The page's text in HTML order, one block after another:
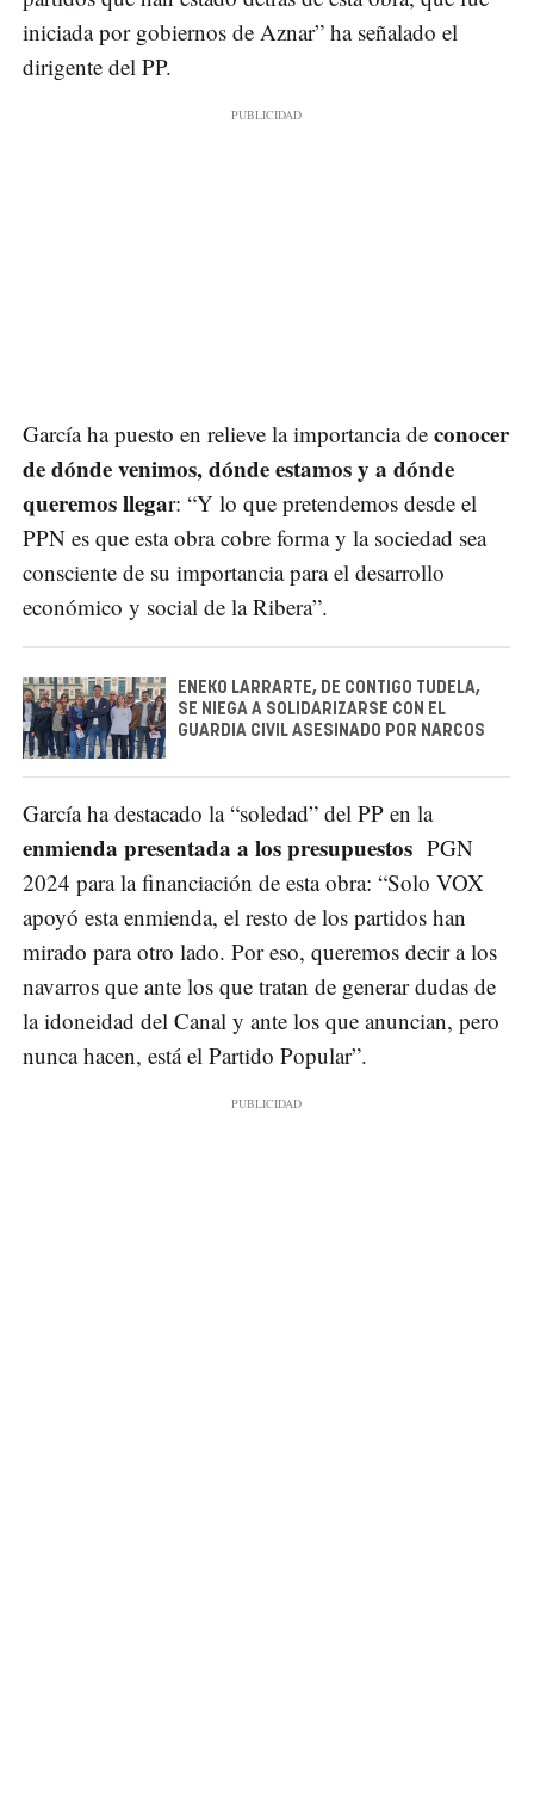
iniciada por gobiernos de Aznar” ha señalado el
dirigente del PP.
García ha puesto en relieve la importancia de conocer
de dónde venimos, dónde estamos y a dónde
queremos llegar: “Y lo que pretendemos desde el
PPN es que esta obra cobre forma y la sociedad sea
consciente de su importancia para el desarrollo
económico y social de la Ribera”.
ENEKO LARRARTE, DE CONTIGO TUDELA,
SE NIEGA A SOLIDARIZARSE CON EL
GUARDIA CIVIL ASESINADO POR NARCOS
García ha destacado la “soledad” del PP en la
enmienda presentada a los presupuestos PGN
2024 para la financiación de esta obra: “Solo VOX
apoyó esta enmienda, el resto de los partidos han
mirado para otro lado. Por eso, queremos decir a los
navarros que ante los que tratan de generar dudas de
la idoneidad del Canal y ante los que anuncian, pero
nunca hacen, está el Partido Popular”.